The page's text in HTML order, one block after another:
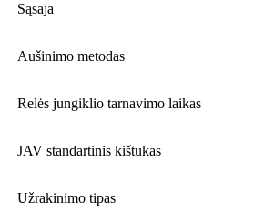
Sąsaja
Aušinimo metodas
Relės jungiklio tarnavimo laikas
JAV standartinis kištukas
Užrakinimo tipas